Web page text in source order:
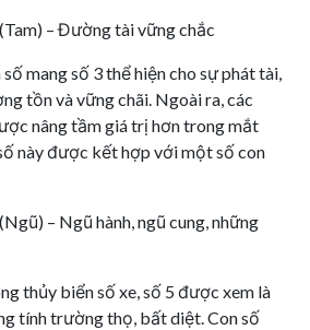
– Đường tài vững chắc
mang số 3 thể hiện cho sự phát tài,
tồn và vững chãi. Ngoài ra, các
nâng tầm giá trị hơn trong mắt
này được kết hợp với một số con
– Ngũ hành, ngũ cung, những
thủy biển số xe, số 5 được xem là
tính trường thọ, bất diệt. Con số